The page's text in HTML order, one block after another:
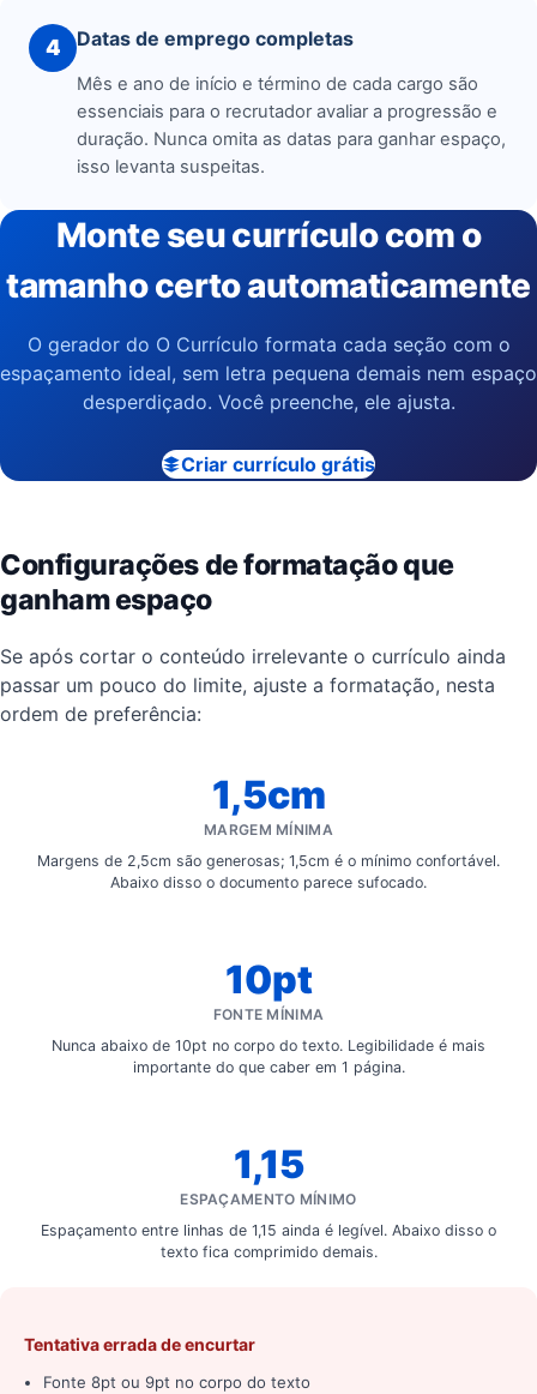
4 Datas de emprego completas
Mês e ano de início e término de cada cargo são
essenciais para o recrutador avaliar a progressão e
duração. Nunca omita as datas para ganhar espaço,
isso levanta suspeitas.
Monte seu currículo com o
tamanho certo automaticamente
O gerador do O Currículo formata cada seção com o
espaçamento ideal, sem letra pequena demais nem espaço
desperdiçado. Você preenche, ele ajusta.
Criar currículo grátis
Configurações de formatação que
ganham espaço
Se após cortar o conteúdo irrelevante o currículo ainda
passar um pouco do limite, ajuste a formatação, nesta
ordem de preferência:
1,5cm
MARGEM MÍNIMA
Margens de 2,5cm são generosas; 1,5cm é o mínimo confortável.
Abaixo disso o documento parece sufocado.
10pt
FONTE MÍNIMA
Nunca abaixo de 10pt no corpo do texto. Legibilidade é mais
importante do que caber em 1 página.
1,15
ESPAÇAMENTO MÍNIMO
Espaçamento entre linhas de 1,15 ainda é legível. Abaixo disso o
texto fica comprimido demais.
Tentativa errada de encurtar
Fonte 8pt ou 9pt no corpo do texto